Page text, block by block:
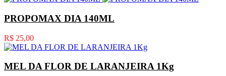
PROPOMAX DIA 140ML
R$ 25,00
MEL DA FLOR DE LARANJEIRA 1Kg